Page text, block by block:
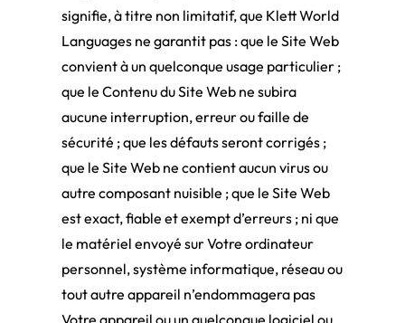
signifie, à titre non limitatif, que Klett World
Languages ne garantit pas : que le Site Web
convient à un quelconque usage particulier ;
que le Contenu du Site Web ne subira
aucune interruption, erreur ou faille de
sécurité ; que les défauts seront corrigés ;
que le Site Web ne contient aucun virus ou
autre composant nuisible ; que le Site Web
est exact, fiable et exempt d’erreurs ; ni que
le matériel envoyé sur Votre ordinateur
personnel, système informatique, réseau ou
tout autre appareil n’endommagera pas
Votre appareil ou un quelconque logiciel ou